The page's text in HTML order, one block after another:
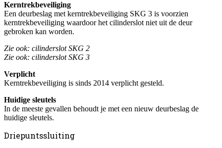
Kerntrekbeveiliging
Een deurbeslag met kerntrekbeveiliging SKG 3 is voorzien
kerntrekbeveiliging waardoor het cilinderslot niet uit de deur
gebroken kan worden.
Zie ook: cilinderslot SKG 2
Zie ook: cilinderslot SKG 3
Verplicht
Kerntrekbeveiliging is sinds 2014 verplicht gesteld.
Huidige sleutels
In de meeste gevallen behoudt je met een nieuw deurbeslag de
huidige sleutels.
Driepuntssluiting